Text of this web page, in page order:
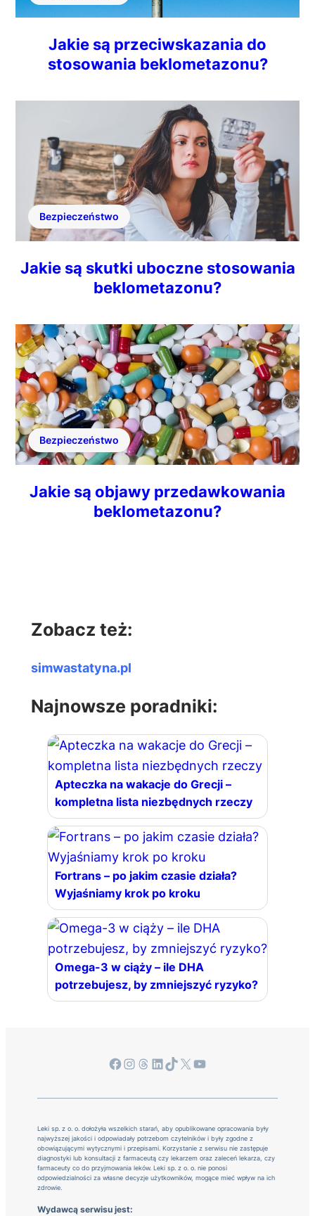
Jakie są przeciwskazania do
stosowania beklometazonu?
Bezpieczeństwo
Jakie są skutki uboczne stosowania
beklometazonu?
Bezpieczeństwo
Jakie są objawy przedawkowania
beklometazonu?
Zobacz też:
simwastatyna.pl
Najnowsze poradniki:
Apteczka na wakacje do Grecji –
kompletna lista niezbędnych rzeczy
Fortrans – po jakim czasie działa?
Wyjaśniamy krok po kroku
Omega-3 w ciąży – ile DHA
potrzebujesz, by zmniejszyć ryzyko?
Facebook InstagramThreads LinkedIn TikTok X YouTube
Leki sp. z o. o. dołożyła wszelkich starań, aby opublikowane opracowania były
najwyższej jakości i odpowiadały potrzebom czytelników i były zgodne z
obowiązującymi wytycznymi i przepisami. Korzystanie z serwisu nie zastępuje
diagnostyki lub konsultacji z farmaceutą czy lekarzem oraz zaleceń lekarza, czy
farmaceuty co do przyjmowania leków. Leki sp. z o. o. nie ponosi
odpowiedzialności za własne decyzje użytkowników, mogące mieć wpływ na ich
zdrowie.
Wydawcą serwisu jest: